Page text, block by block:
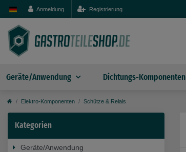
Anmeldung Registrierung
Geräte/Anwendung Dichtungs-Komponenten
Elektro-Komponenten Schütze & Relais
Kategorien
Geräte/Anwendung